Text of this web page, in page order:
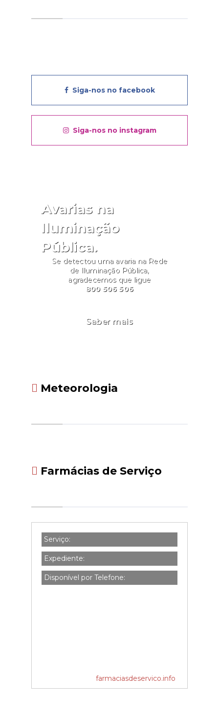
Siga-nos no facebook
Siga-nos no instagram
Avarias na
Iluminação
Pública.
Se detectou uma avaria na Rede
de Iluminação Pública,
agradecemos que ligue
800 506 506
Saber mais
Meteorologia
Farmácias de Serviço
Serviço:
Expediente:
Disponível por Telefone:
farmaciasdeservico.info